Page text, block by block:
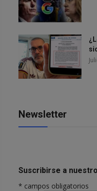
Newsletter
Suscribirse a
* campos obligatorios